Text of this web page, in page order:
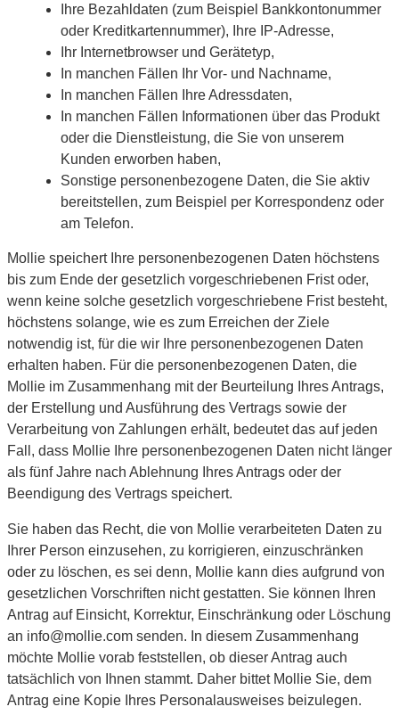
Ihre Bezahldaten (zum Beispiel Bankkontonummer
oder Kreditkartennummer), Ihre IP-Adresse,
Ihr Internetbrowser und Gerätetyp,
In manchen Fällen Ihr Vor- und Nachname,
In manchen Fällen Ihre Adressdaten,
In manchen Fällen Informationen über das Produkt
oder die Dienstleistung, die Sie von unserem
Kunden erworben haben,
Sonstige personenbezogene Daten, die Sie aktiv
bereitstellen, zum Beispiel per Korrespondenz oder
am Telefon.
Mollie speichert Ihre personenbezogenen Daten höchstens
bis zum Ende der gesetzlich vorgeschriebenen Frist oder,
wenn keine solche gesetzlich vorgeschriebene Frist besteht,
höchstens solange, wie es zum Erreichen der Ziele
notwendig ist, für die wir Ihre personenbezogenen Daten
erhalten haben. Für die personenbezogenen Daten, die
Mollie im Zusammenhang mit der Beurteilung Ihres Antrags,
der Erstellung und Ausführung des Vertrags sowie der
Verarbeitung von Zahlungen erhält, bedeutet das auf jeden
Fall, dass Mollie Ihre personenbezogenen Daten nicht länger
als fünf Jahre nach Ablehnung Ihres Antrags oder der
Beendigung des Vertrags speichert.
Sie haben das Recht, die von Mollie verarbeiteten Daten zu
Ihrer Person einzusehen, zu korrigieren, einzuschränken
oder zu löschen, es sei denn, Mollie kann dies aufgrund von
gesetzlichen Vorschriften nicht gestatten. Sie können Ihren
Antrag auf Einsicht, Korrektur, Einschränkung oder Löschung
an info@mollie.com senden. In diesem Zusammenhang
möchte Mollie vorab feststellen, ob dieser Antrag auch
tatsächlich von Ihnen stammt. Daher bittet Mollie Sie, dem
Antrag eine Kopie Ihres Personalausweises beizulegen.